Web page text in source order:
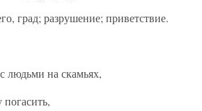
град; разрушение; приветствие.
людьми на скамьях,
погасить,